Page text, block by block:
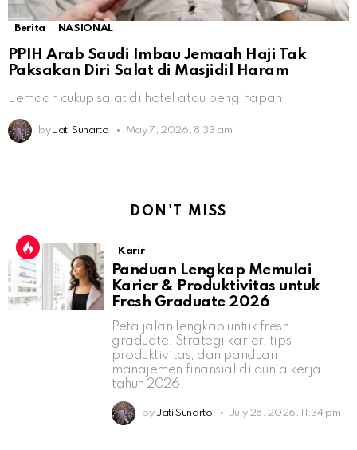
Berita NASIONAL
PPIH Arab Saudi Imbau Jemaah Haji Tak
Paksakan Diri Salat di Masjidil Haram
Jemaah cukup salat di hotel atau penginapan
by Jati Sunarto May 7, 2026, 8:33 am
DON'T MISS
Karir
Panduan Lengkap Memulai
Karier & Produktivitas untuk
Fresh Graduate 2026
Peta jalan lengkap untuk fresh
graduate: Strategi karier, tips
produktivitas, dan panduan
manajemen finansial di dunia kerja
tahun 2026.
by Jati Sunarto July 28, 2026, 11:34 pm